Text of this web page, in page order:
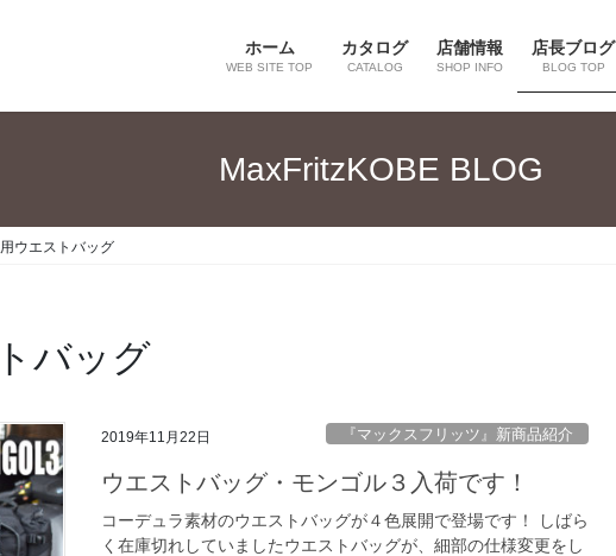
ホーム
WEB SITE TOP
カタログ
CATALOG
店舗情報
SHOP INFO
店長ブログ
BLOG TOP
MaxFritzKOBE BLOG
ウエストバッグ
バッグ
2019年11月22日 『マックスフリッツ』新商品紹介
ウエストバッグ・モンゴル３入荷です！
コーデュラ素材のウエストバッグが４色展開で登場です！ しばら
く在庫切れしていましたウエストバッグが、細部の仕様変更をし